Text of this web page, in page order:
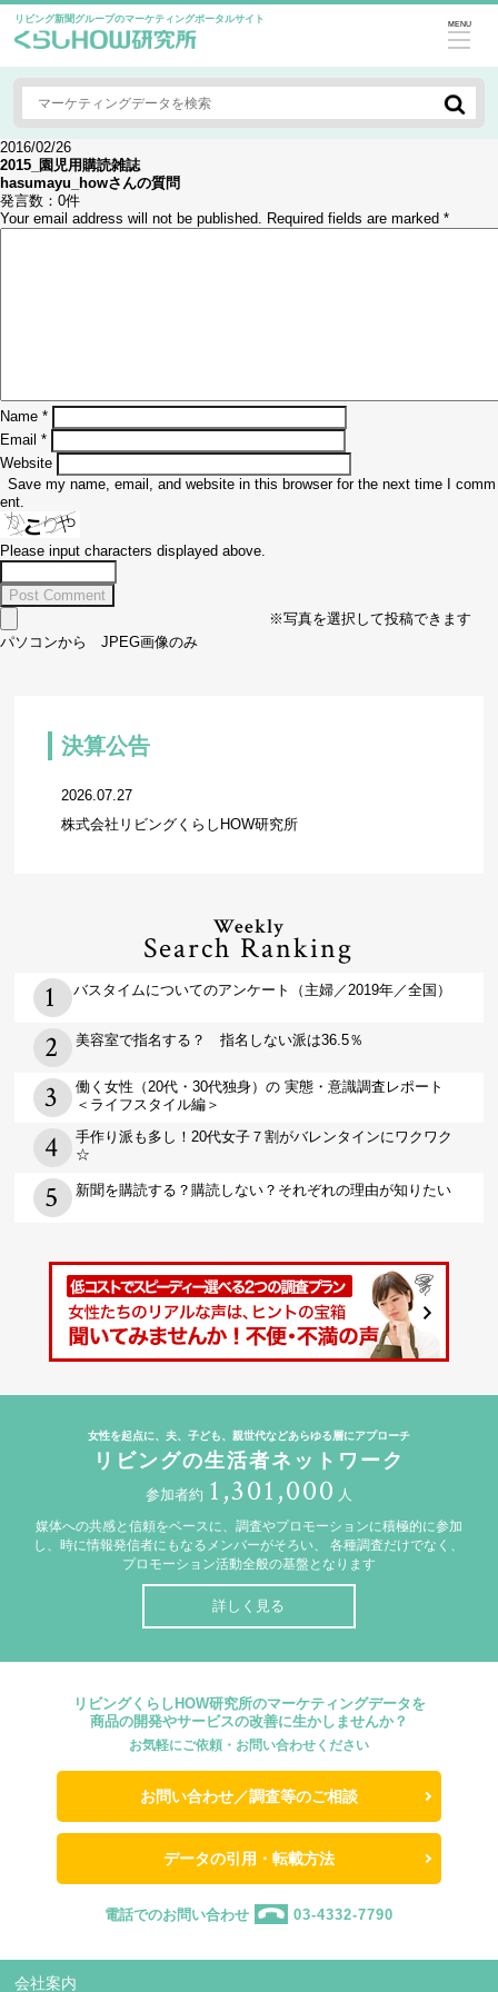
リビング新聞グループのマーケティングポータルサイト MENU
2016/02/26
2015_園児用購読雑誌
hasumayu_howさんの質問
発言数： 0件
Your email address will not be published. Required fields are marked *
Name *
Email *
Website
Save my name, email, and website in this browser for the next time I comm
ent.
Please input characters displayed above.
※写真を選択して投稿できます
パソコンから JPEG画像のみ
決算公告
2026.07.27
株式会社リビングくらしHOW研究所
Weekly
Search Ranking
バスタイムについてのアンケート（主婦／2019年／全国）
美容室で指名する？ 指名しない派は36.5％
働く女性（20代・30代独身）の 実態・意識調査レポート
＜ライフスタイル編＞
手作り派も多し！20代女子７割がバレンタインにワクワク
☆
新聞を購読する？購読しない？それぞれの理由が知りたい
女性を起点に、夫、子ども、親世代などあらゆる層にアプローチ
リビングの生活者ネットワーク
参加者約 1,301,000 人
媒体への共感と信頼をベースに、調査やプロモーションに積極的に参加
し、時に情報発信者にもなるメンバーがそろい、
各種調査だけでなく、
プロモーション活動全般の基盤となります
詳しく見る
リビングくらしHOW研究所のマーケティングデータを
商品の開発やサービスの改善に生かしませんか？
お気軽にご依頼・お問い合わせください
お問い合わせ／調査等のご相談
データの引用・転載方法
電話でのお問い合わせ 03-4332-7790
会社案内